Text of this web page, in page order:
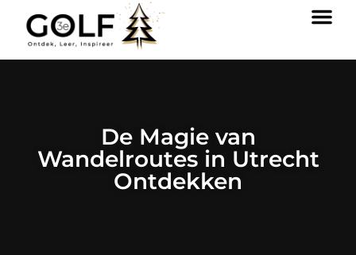
De Magie van
Wandelroutes in Utrecht
Ontdekken